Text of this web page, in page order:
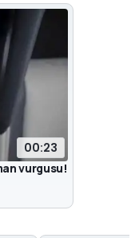
00:23
vurgusu!